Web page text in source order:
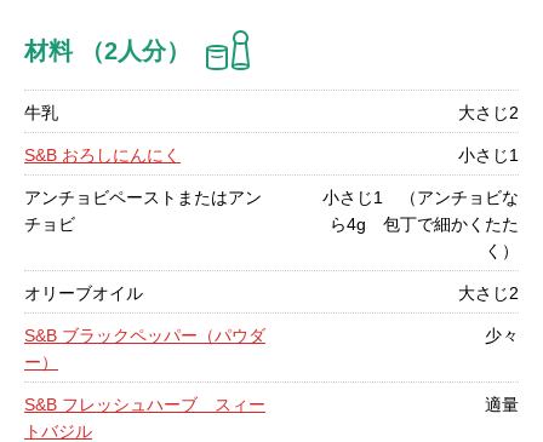
材料 （2人分）
牛乳 大さじ2
S&B おろしにんにく 小さじ1
アンチョビペーストまたはアン
チョビ
小さじ1 （アンチョビな
ら4g 包丁で細かくたた
く）
オリーブオイル 大さじ2
S&B ブラックペッパー（パウダ
ー）
少々
S&B フレッシュハーブ スィー
トバジル
適量